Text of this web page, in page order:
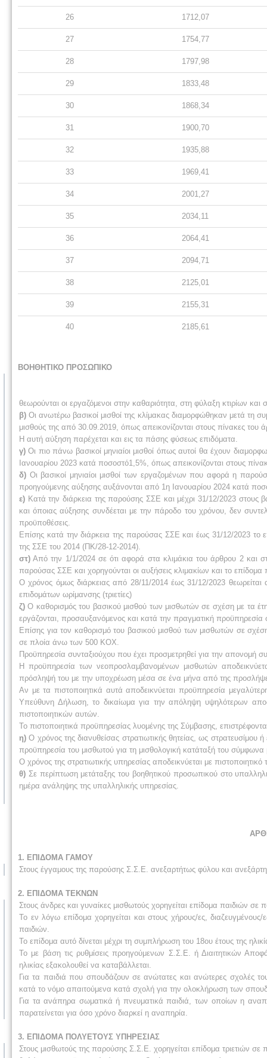
26 1712,07
27 1754,77
28 1797,98
29 1833,48
30 1868,34
31 1900,70
32 1935,88
33 1969,41
34 2001,27
35 2034,11
36 2064,41
37 2094,71
38 2125,01
39 2155,31
40 2185,61
ΒΟΗΘΗΤΙΚΟ ΠΡΟΣΩΠΙΚΟ
θεωρούνται οι εργαζόμενοι στην καθαριότητα, στη φύλαξη κτιρίων και
β) Οι ανωτέρω βασικοί μισθοί της κλίμακας διαμορφώθηκαν μετά τη
μισθούς της από 30.09.2019, όπως απεικονίζονται στους πίνακες του
Η αυτή αύξηση παρέχεται και εις τα πάσης φύσεως επιδόματα.
γ)Οι πιο πάνω βασικοί μηνιαίοι μισθοί όπως αυτοί θα έχουν
Ιανουαρίου 2023 κατά ποσοστό1,5%, όπως απεικονίζονται στους
δ) Οι βασικοί μηνιαίοι μισθοί των εργαζομένων που αφορά η
προηγούμενης αύξησης αυξάνονται από 1η Ιανουαρίου 2024 κατά
ε) Κατά την διάρκεια της παρούσης ΣΣΕ και μέχρι 31/12/2023 στους
και όποιας αύξησης συνδέεται με την πάροδο του χρόνου, δεν
προϋποθέσεις.
Επίσης κατά την διάρκεια της παρούσας ΣΣΕ και έως 31/12/2023 το
της ΣΣΕ του 2014 (ΠΚ/28-12-2014).
στ) Από την 1/1/2024 σε ότι αφορά στα κλιμάκια του άρθρου 2 και
παρούσας ΣΣΕ και χορηγούνται οι αυξήσεις κλιμακίων και το επίδομα
Ο χρόνος όμως διάρκειας από 28/11/2014 έως 31/12/2023 θεωρείται
επιδομάτων ωρίμανσης (τριετίες)
ζ)Ο καθορισμός του βασικού μισθού των μισθωτών σε σχέση με τα
εργάζονται, προσαυξανόμενος και κατά την πραγματική
Επίσης για τον καθορισμό του βασικού μισθού των μισθωτών σε
σε πλοία άνω των 500 ΚΟΧ.
Προϋπηρεσία συνταξιούχου που έχει προσμετρηθεί για την απονομή
Η προϋπηρεσία των νεοπροσλαμβανομένων μισθωτών
πρόσληψή του με την υποχρέωση μέσα σε ένα μήνα από της
Αν με τα πιστοποιητικά αυτά αποδεικνύεται προϋπηρεσία
Υπεύθυνη Δήλωση, το δικαίωμα για την απόληψη υψηλότερων
πιστοποιητικών αυτών.
Το πιστοποιητικά προϋπηρεσίας λυομένης της Σύμβασης,
η) Ο χρόνος της διανυθείσας στρατιωτικής θητείας, ως
προϋπηρεσία του μισθωτού για τη μισθολογική κατάταξή του
Ο χρόνος της στρατιωτικής υπηρεσίας αποδεικνύεται με
θ) Σε περίπτωση μετάταξης του βοηθητικού προσωπικού στο
ημέρα ανάληψης της υπαλληλικής υπηρεσίας.
1. ΕΠΙΔΟΜΑ ΓΑΜΟΥ
Στους έγγαμους της παρούσης Σ.Σ.Ε. ανεξαρτήτως φύλου και
2. ΕΠΙΔΟΜΑ ΤΕΚΝΩΝ
Στους άνδρες και γυναίκες μισθωτούς χορηγείται επίδομα παιδιών σε
Το εν λόγω επίδομα χορηγείται και στους χήρους/ες,
παιδιών.
Το επίδομα αυτό δίνεται μέχρι τη συμπλήρωση του 18ου έτους της
Το με βάση τις ρυθμίσεις προηγούμενων Σ.Σ.Ε. ή Διαιτητικών
ηλικίας εξακολουθεί να καταβάλλεται.
Για τα παιδιά που σπουδάζουν σε ανώτατες και ανώτερες σχολές
κατά το νόμο απαιτούμενα κατά σχολή για την ολοκλήρωση των
Για τα ανάπηρα σωματικά ή πνευματικά παιδιά, των οποίων η
παρατείνεται για όσο χρόνο διαρκεί η αναπηρία.
3. ΕΠΙΔΟΜΑ ΠΟΛΥΕΤΟΥΣ ΥΠΗΡΕΣΙΑΣ
Στους μισθωτούς της παρούσης Σ.Σ.Ε. χορηγείται επίδομα τριετιών